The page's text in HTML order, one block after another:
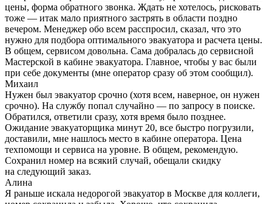
цены, форма обратного звонка. Ждать не хотелось, рисковать
тоже — итак мало приятного застрять в области поздно
вечером. Менеджер обо всем расспросил, сказал, что это
нужно для подбора оптимального эвакуатора и расчета цены.
В общем, сервисом довольна. Сама добралась до сервисной
Мастерской в кабине эвакуатора. Главное, чтобы у вас были
при себе документы (мне оператор сразу об этом сообщил).
Михаил
Нужен был эвакуатор срочно (хотя всем, наверное, он нужен
срочно). На службу попал случайно — по запросу в поиске.
Обратился, ответили сразу, хотя время было позднее.
Ожидание эвакуаторщика минут 20, все быстро погрузили,
доставили, мне нашлось место в кабине оператора. Цена
техпомощи и сервиса на уровне. В общем, рекомендую.
Сохранил номер на всякий случай, обещали скидку
на следующий заказ.
Алина
Я раньше искала недорогой эвакуатор в Москве для коллеги,